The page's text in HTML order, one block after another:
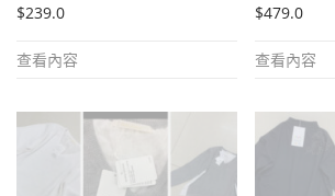
$239.0
查看內容
$479.0
查看內容